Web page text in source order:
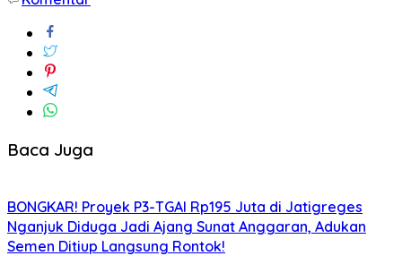
Baca Juga
BONGKAR! Proyek P3-TGAI Rp195 Juta di Jatigreges
Nganjuk Diduga Jadi Ajang Sunat Anggaran, Adukan
Semen Ditiup Langsung Rontok!